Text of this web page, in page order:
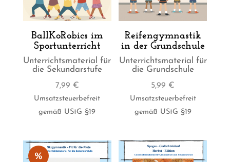
BallKoRobics im
Sportunterricht
Unterrichtsmaterial für
die Sekundarstufe
7,99 €
Umsatzsteuerbefreit
gemäß UStG §19
Reifengymnastik
in der Grundschule
Unterrichtsmaterial für
die Grundschule
5,99 €
Umsatzsteuerbefreit
gemäß UStG §19
%